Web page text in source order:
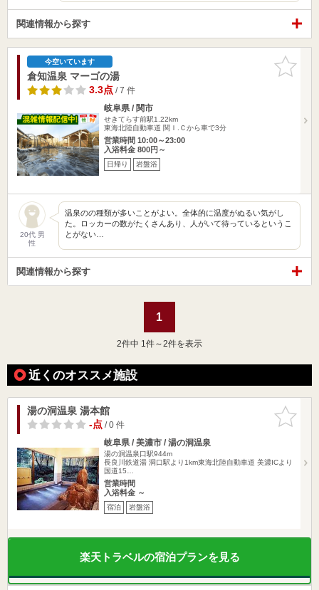
関連情報から探す
お気に入
りに追加
今空いています
倉知温泉 マーゴの湯
3.3点/ 7 件
岐阜県 / 関市
せきてらす前駅1.22km
東海北陸自動車道 関Ｉ.Ｃから車で3分
営業時間 10:00～23:00
入浴料金 800円～
日帰り 岩盤浴
20代 男
性
温泉のの種類が多いことがよい。全体的に温度がぬるい気がし
た。ロッカーの数がたくさんあり、人がいて待っているというこ
とがない…
関連情報から探す
1
2件中 1件～2件を表示
近くのオススメ施設
お気に入
りに追加
湯の洞温泉 湯本館
-点/ 0 件
岐阜県 / 美濃市 / 湯の洞温泉
湯の洞温泉口駅944m
長良川鉄道湯 洞口駅より1km東海北陸自動車道 美濃ICより
国道15…
営業時間
入浴料金 ～
宿泊 岩盤浴
楽天トラベルの宿泊プランを見る